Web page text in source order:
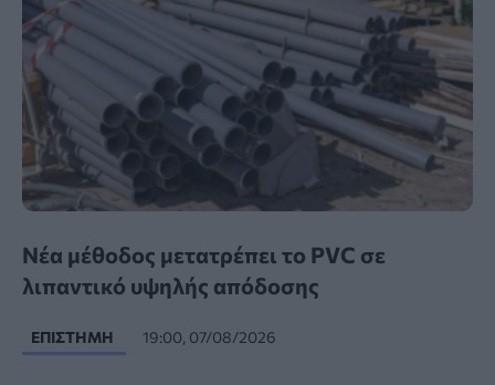
Νέα μέθοδος μετατρέπει το PVC σε
λιπαντικό υψηλής απόδοσης
ΕΠΙΣΤΉΜΗ 19:00, 07/08/2026